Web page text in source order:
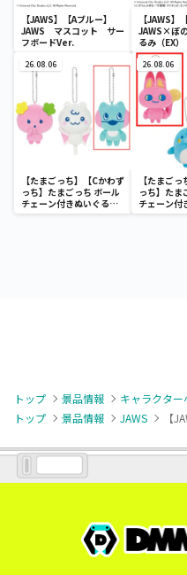
【JAWS】【Aブルー】
JAWS マスコット サー
フボードVer.
【JAWS】
JAWS×ぼ
るみ（EX）
26.08.06
【たまごっち】【Cかわず
っち】たまごっち ボール
チェーン付きぬいぐるみ
～Tamagotchi
26.08.06
【たまご
っち】たま
チェーン付
～
トップ 景品情報 キャラクター
トップ
景品情報 JAWS